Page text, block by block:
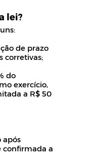
lei?
de prazo
corretivas;
do
exercício,
a R$ 50
após
confirmada a